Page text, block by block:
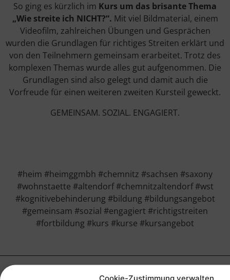
Cookie-Zustimmung verwalten
So ging es kürzlich im Kurs um das brisante Thema
„Wie streite ich NICHT?“. Mit viel Bildmaterial, einem
Videofilm, zahlreichen Übungen und Gesprächen
wurden die Grundlagen für richtiges Streiten erklärt und
von den Teilnehmern gemeinsam erarbeitet. Trotz des
komplexen Themas wurde alles gut aufgenommen. Die
Grundlagen sind also gelegt und damit auch die
Vorfreude für einen weiteren zweiten Kursteil geweckt.
GEMEINSAM. SOZIAL. ENGAGIERT.
#heim #heimggmbh #chemnitz #sachsen #saxony
#wohnstaette #altendorf #chemnitzaltendorf #wst
#kognitivebehinderung #bildung #bildungsangebot
#gemeinsam #sozial #engagiert #richtigstreiten
#fortbildung #kurs #kurse #kursangebot